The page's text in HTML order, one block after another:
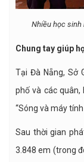
Nhiều học sinh
Chung tay giúp
Tại Đà Nẵng, Sở
phố và các
“Sóng và máy tính
Sau thời gian
3.848 em (trong